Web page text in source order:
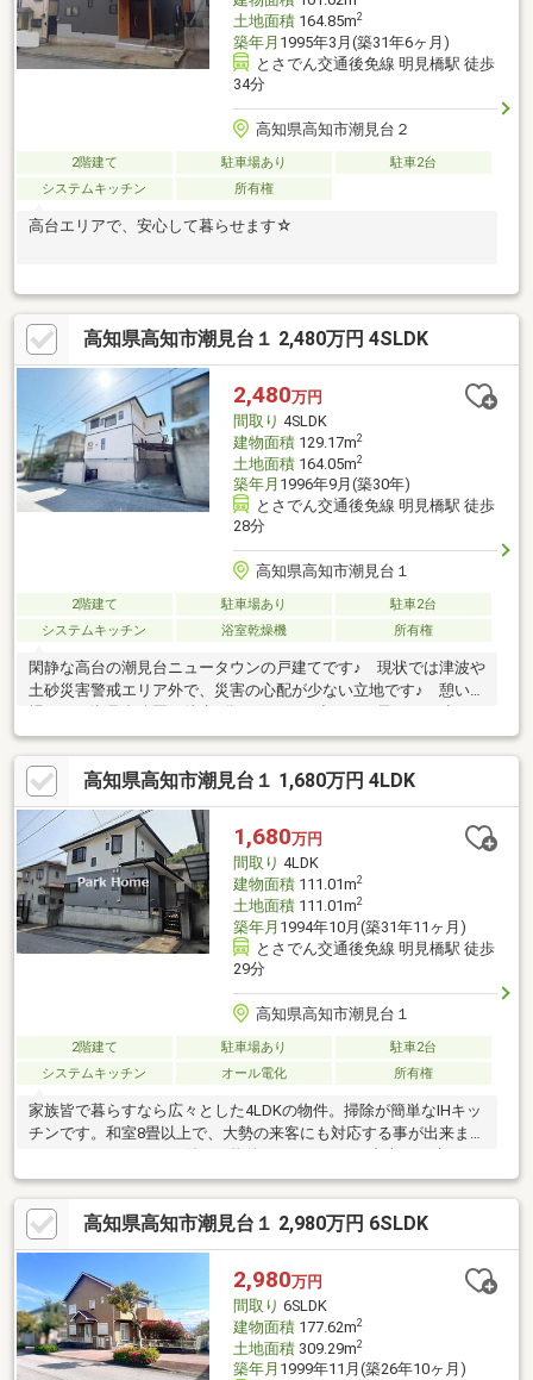
土地面積164.85m2
築年月 1995年3月(築31年6ヶ月)
とさでん交通後免線 明見橋駅 徒歩
34分
高知県高知市潮見台２
2階建て 駐車場あり
駐車2台
システムキッチン
所有権
高台エリアで、安心して暮らせます☆
高知県高知市潮見台１ 2,480万円 4SLDK
2,480万円
間取り 4SLDK
建物面積129.17m2
土地面積164.05m2
築年月 1996年9月(築30年)
とさでん交通後免線 明見橋駅 徒歩
28分
高知県高知市潮見台１
2階建て 駐車場あり
駐車2台
システムキッチン
浴室乾燥機 所有権
閑静な高台の潮見台ニュータウンの戸建てです♪ 現状では津波や
土砂災害警戒エリア外で、災害の心配が少ない立地です♪ 憩いの
毎日お散歩も可能♪ 2026年4月に内装リフォーム済♪ 水回りは
すべて新規交換し、フローリングやクロスも張替え済で、きれい
で快適にお住まいいただけます♪ 南側には日当たりのよいちょっ
とした庭スペースがあります♪ カーポートに1台、平面に1台の
計2台駐車可能です♪
高知県高知市潮見台１ 1,680万円 4LDK
1,680万円
間取り 4LDK
建物面積111.01m2
土地面積111.01m2
築年月 1994年10月(築31年11ヶ月)
とさでん交通後免線 明見橋駅 徒歩
29分
高知県高知市潮見台１
2階建て 駐車場あり
駐車2台
システムキッチン
オール電化 所有権
家族皆で暮らすなら広々とした4LDKの物件。掃除が簡単なIHキッ
チンです。和室8畳以上で、大勢の来客にも対応する事が出来ま
す。システムキッチン付きの物件です。こちらは中古一戸建ての
物件です。すぐに入居できるので、お急ぎの方も安心してお問い
合わせください。トイレが2ヶ所にあるので複数人でも快適に暮ら
せます。高知県高知市潮見台１ 2,980万円 6SLDK
2,980万円
間取り 6SLDK
建物面積177.62m2
土地面積309.29m2
築年月 1999年11月(築26年10ヶ月)